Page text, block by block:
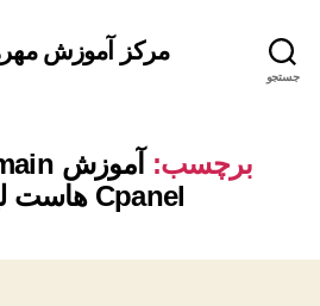
جستجو
مرکز آموزش
برچسب:
Cpanel هاست لینوکس